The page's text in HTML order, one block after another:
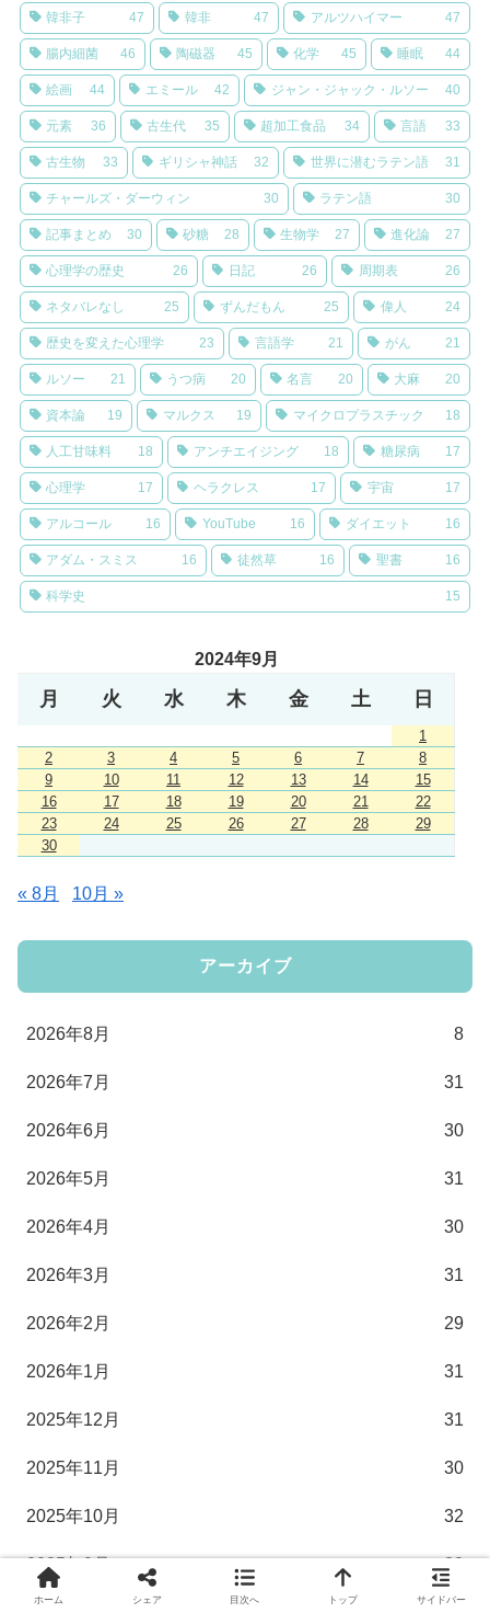
韓非子 47 韓非 47 アルツハイマー 47
腸内細菌 46 陶磁器 45 化学 45 睡眠 44
絵画 44 エミール 42 ジャン・ジャック・ルソー 40
元素 36 古生代 35 超加工食品 34 言語 33
古生物 33 ギリシャ神話 32 世界に潜むラテン語 31
チャールズ・ダーウィン 30 ラテン語 30
記事まとめ 30 砂糖 28 生物学 27 進化論 27
心理学の歴史 26 日記 26 周期表 26
ネタバレなし 25 ずんだもん 25 偉人 24
歴史を変えた心理学 23 言語学 21 がん 21
ルソー 21 うつ病 20 名言 20 大麻 20
資本論 19 マルクス 19 マイクロプラスチック 18
人工甘味料 18 アンチエイジング 18 糖尿病 17
心理学 17 ヘラクレス 17 宇宙 17
アルコール 16 YouTube 16 ダイエット 16
アダム・スミス 16 徒然草 16 聖書 16
科学史 15
2024年9月
月 火 水 木 金 土 日
1
2
3 4 5 6 7
8
9
10 11 12 13 14
15
16
17 18 19 20 21
22
23
24 25 26 27 28
29
30
« 8月 10月 »
アーカイブ
2026年8月 8
2026年7月 31
2026年6月 30
2026年5月 31
2026年4月 30
2026年3月 31
2026年2月 29
2026年1月 31
2025年12月 31
2025年11月 30
2025年10月 32
2025年9月 30
ホーム シェア 目次へ トップ サイドバー